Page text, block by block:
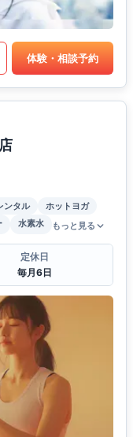
体験・相談予約
ンタル
ホットヨガ
水素水 もっと見る
定休日
毎月6日